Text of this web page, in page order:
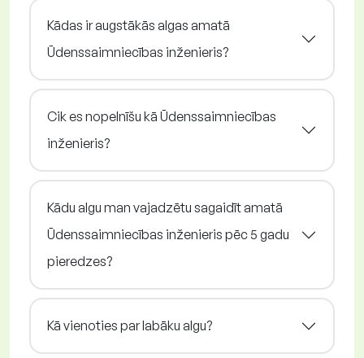
Kādas ir augstākās algas amatā
Ūdenssaimniecības inženieris?
Cik es nopelnīšu kā Ūdenssaimniecības
inženieris?
Kādu algu man vajadzētu sagaidīt amatā
Ūdenssaimniecības inženieris pēc 5 gadu
pieredzes?
Kā vienoties par labāku algu?